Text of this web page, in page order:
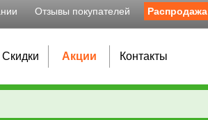
Отзывы покупателей Распродажа
Скидки Акции Контакты